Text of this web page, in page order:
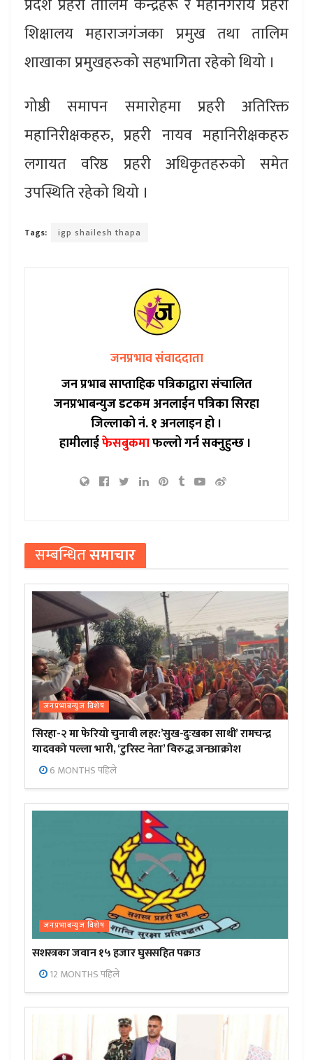
शिक्षालय महाराजगंजका प्रमुख तथा तालिम
शाखाका प्रमुखहरुको सहभागिता रहेको थियो ।
गोष्ठी समापन समारोहमा प्रहरी अतिरिक्त
महानिरीक्षकहरु, प्रहरी नायव महानिरीक्षकहरु
लगायत वरिष्ठ प्रहरी अधिकृतहरुको समेत
उपस्थिति रहेको थियो ।
Tags: igp shailesh thapa
जनप्रभाव संवाददाता
जन प्रभाब साप्ताहिक पत्रिकाद्वारा संचालित
जनप्रभाबन्युज डटकम अनलाईन पत्रिका सिरहा
जिल्लाको नं. १ अनलाइन हो ।
हामीलाईफेसबुकमाफल्लो गर्न सक्नुहुन्छ ।
सम्बन्धितसमाचार
जनप्रभाबन्युज विशेष
सिरहा-२ मा फेरियो चुनावी लहर:’सुख-दुःखका साथी’ रामचन्द्र
यादवको पल्ला भारी, ‘टुरिस्ट नेता’ विरुद्ध जनआक्रोश
6 MONTHS पहिले
जनप्रभाबन्युज विशेष
सशस्त्रका जवान १५ हजार घुससहित पक्राउ
12 MONTHS पहिले